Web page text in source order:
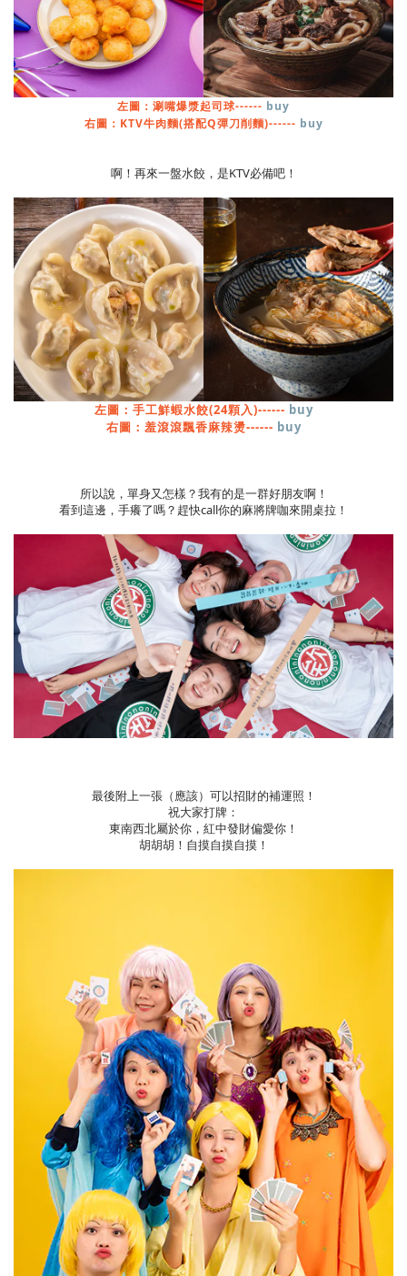
左圖：涮嘴爆漿起司球------ buy
右圖：KTV牛肉麵(搭配Q彈刀削麵)------ buy
啊！再來一盤水餃，是KTV必備吧！
左圖：手工鮮蝦水餃(24顆入)------ buy
右圖：羞滾滾飄香麻辣燙------ buy
所以說，單身又怎樣？我有的是一群好朋友啊！
看到這邊，手癢了嗎？趕快call你的麻將牌咖來開桌拉！
最後附上一張（應該）可以招財的補運照！
祝大家打牌：
東南西北屬於你，紅中發財偏愛你！
胡胡胡！自摸自摸自摸！